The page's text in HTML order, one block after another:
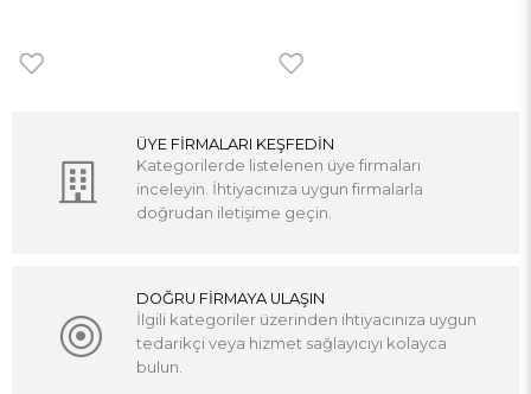
ÜYE FİRMALARI KEŞFEDİN
Kategorilerde listelenen üye firmaları
inceleyin. İhtiyacınıza uygun firmalarla
doğrudan iletişime geçin.
DOĞRU FİRMAYA ULAŞIN
İlgili kategoriler üzerinden ihtiyacınıza uygun
tedarikçi veya hizmet sağlayıcıyı kolayca
bulun.